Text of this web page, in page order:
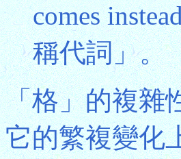
comes
稱代詞」。
「格」的複雜
它的繁複變化